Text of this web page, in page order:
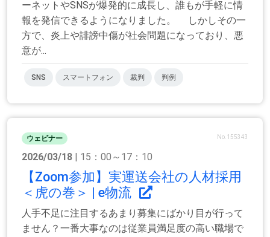
ーネットやSNSが爆発的に成長し、誰もが手軽に情
報を発信できるようになりました。 しかしその一
方で、炎上や誹謗中傷が社会問題になっており、悪
意が...
SNS スマートフォン 裁判 判例
ウェビナー No.155343
2026/03/18 | 15：00～17：10
【Zoom参加】実運送会社の人材採用
＜虎の巻＞ | e物流
人手不足に注目するあまり募集にばかり目が行って
ません？一番大事なのは従業員満足度の高い職場で